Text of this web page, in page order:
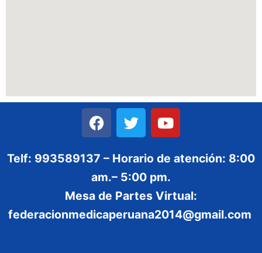
Telf: 993589137 – Horario de atención: 8:00
am.– 5:00 pm.
Mesa de Partes Virtual:
federacionmedicaperuana2014@gmail.com